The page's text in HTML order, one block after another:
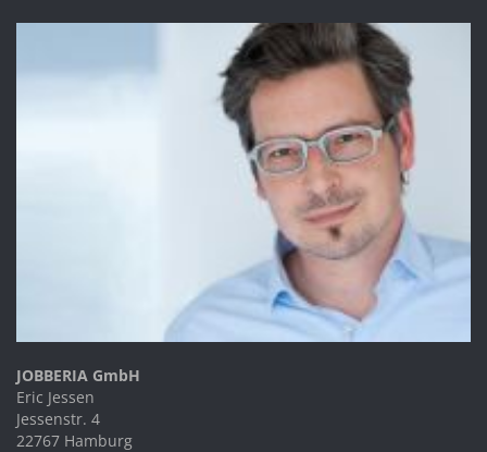
JOBBERIA GmbH
Eric Jessen
Jessenstr. 4
22767 Hamburg